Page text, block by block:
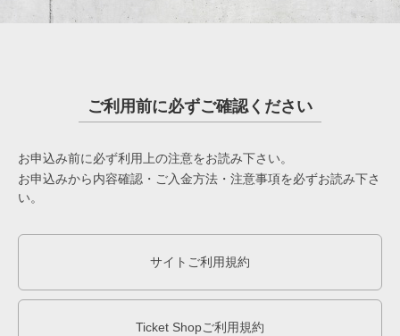
ご利用前に必ずご確認ください
お申込み前に必ず利用上の注意をお読み下さい。
お申込みから内容確認・ご入金方法・注意事項を必ずお読み下さ
い。
サイトご利用規約
Ticket Shopご利用規約